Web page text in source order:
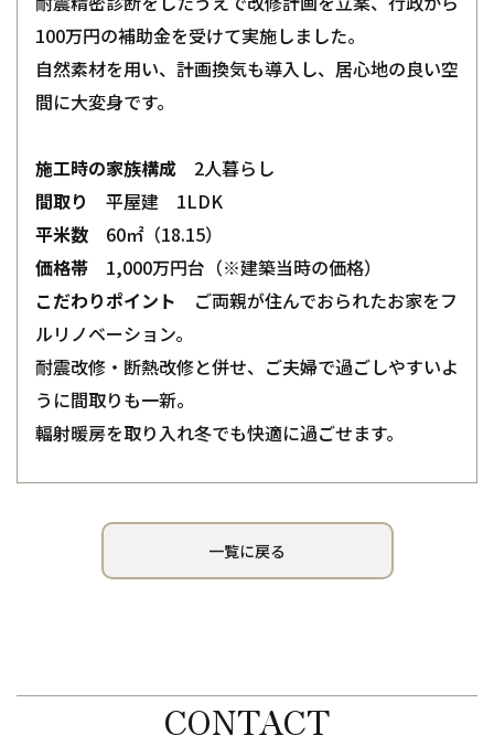
100万円の補助金を受けて実施しました。
自然素材を用い、計画換気も導入し、居心地の良い空
間に大変身です。
施工時の家族構成 2人暮らし
間取り
平屋建 1LDK
平米数 60㎡（18.15）
価格帯 1,000万円台（※建築当時の価格）
こだわりポイント ご両親が住んでおられたお家をフ
ルリノベーション。
耐震改修・断熱改修と併せ、ご夫婦で過ごしやすいよ
うに間取りも一新。
輻射暖房を取り入れ冬でも快適に過ごせます。
一覧に戻る
CONTACT